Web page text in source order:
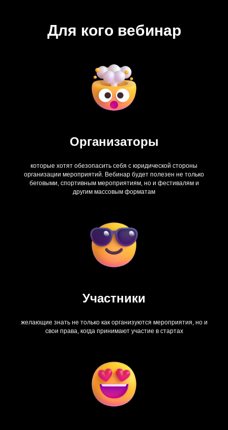
Для кого вебинар
Организаторы
которые хотят обезопасить себя с юридической стороны
организации мероприятий. Вебинар будет полезен не только
беговыми, спортивным мероприятиям, но и фестивалям и
другим массовым форматам
Участники
желающие знать не только как организуются мероприятия, но и
свои права, когда принимают участие в стартах